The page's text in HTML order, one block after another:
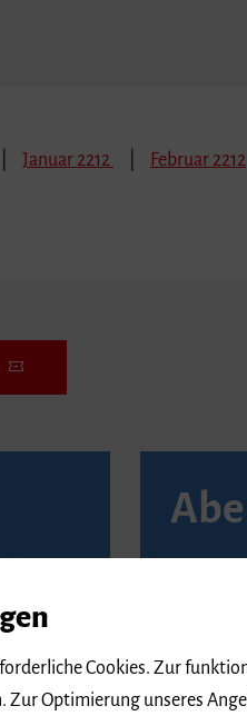
Januar 2212 Februar 2212
Karten
An der
Cookies. Zur
Optimierung unseres